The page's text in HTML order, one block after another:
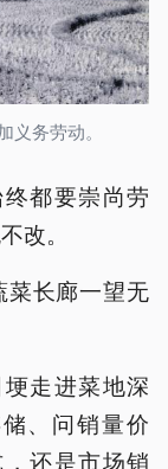
务劳动。
都要崇尚劳
改。
长廊一望无
走进菜地深
、问销量价
还是市场销